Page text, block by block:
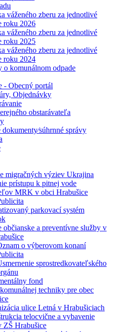
váženého zberu za jednotlivé
roku 2026
váženého zberu za jednotlivé
roku 2025
váženého zberu za jednotlivé
roku 2024
o komunálnom odpade
- Obecný portál
Objednávky
obstarávateľa
dokumenty⁄súhrnné správy
migračných výziev Ukrajina
prístupu k pitnej vode
MRK v obci Hrabušice
parkovací systém
občianske a preventívne služby v
o výberovom konaní
sprostredkovateľského
fond
techniky pre obec
ulice Letná v Hrabušiciach
telocvične a vybavenie
ZŠ Hrabušice